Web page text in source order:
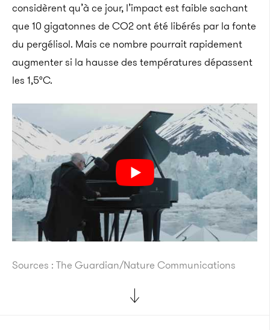
considèrent qu’à ce jour, l’impact est faible sachant
que 10 gigatonnes de CO2 ont été libérés par la fonte
du pergélisol. Mais ce nombre pourrait rapidement
augmenter si la hausse des températures dépassent
les 1,5°C.
Sources : The Guardian/Nature Communications